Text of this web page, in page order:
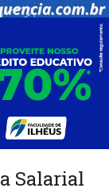
Salarial